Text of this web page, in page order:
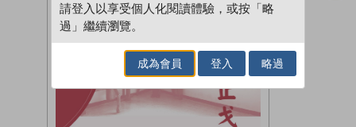
請登入以享受個人化閱讀體驗，或按「略
過」繼續瀏覽。
成為會員 登入 略過